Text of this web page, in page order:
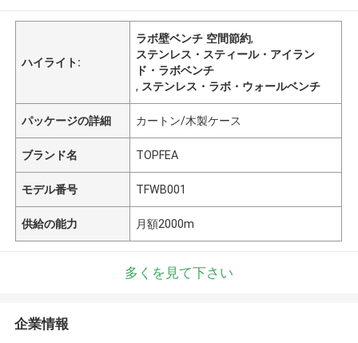
ハイライト:
ラボ壁ベンチ 空間節約,
ステンレス・スティール・アイラン
ド・ラボベンチ
, ステンレス・ラボ・ウォールベンチ
パッケージの詳細 カートン/木製ケース
ブランド名 TOPFEA
モデル番号 TFWB001
供給の能力 月額2000m
多くを見て下さい
企業情報